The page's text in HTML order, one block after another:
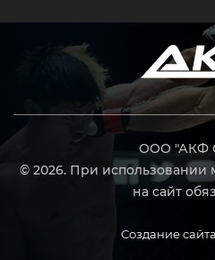
ООО "АКФ
© 2026. При использовании
на сайт
Создание
Нажмите Enter для поиска или